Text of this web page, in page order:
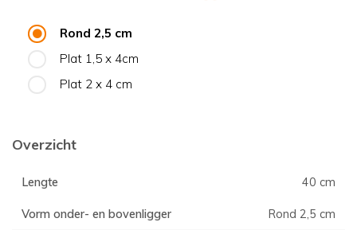
Rond 2,5 cm
Plat 1,5 x 4cm
Plat 2 x 4 cm
Overzicht
Lengte 40 cm
Vorm onder- en bovenligger Rond 2,5 cm